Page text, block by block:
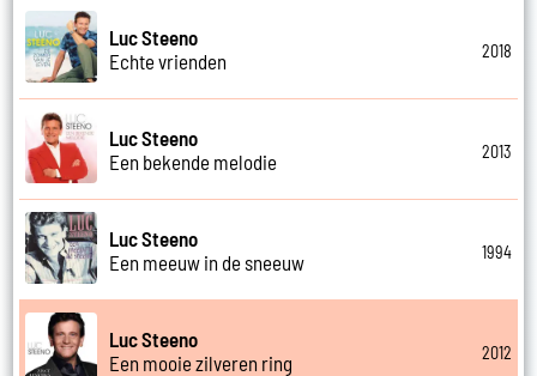
Luc Steeno
Echte vrienden
2018
Luc Steeno
Een bekende melodie
2013
Luc Steeno
Een meeuw in de sneeuw
1994
Luc Steeno
Een mooie zilveren ring
2012